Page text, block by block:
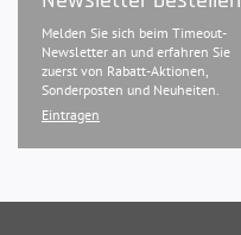
Melden Sie sich beim Timeout-
Newsletter an und erfahren Sie
zuerst von Rabatt-Aktionen,
Sonderposten und Neuheiten.
Eintragen